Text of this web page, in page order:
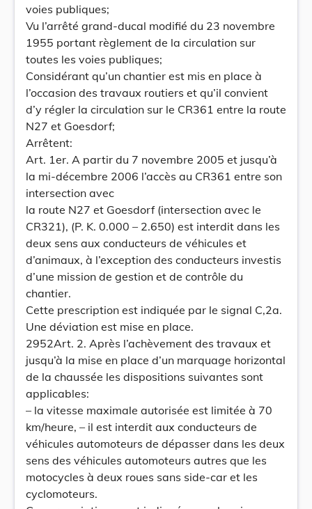
voies publiques;
Vu l’arrêté grand-ducal modifié du 23 novembre
1955 portant règlement de la circulation sur
toutes les voies publiques;
Considérant qu’un chantier est mis en place à
l’occasion des travaux routiers et qu’il convient
d’y régler la circulation sur le CR361 entre la route
N27 et Goesdorf;
Arrêtent:
Art. 1er. A partir du 7 novembre 2005 et jusqu’à
la mi-décembre 2006 l’accès au CR361 entre son
intersection avec
la route N27 et Goesdorf (intersection avec le
CR321), (P. K. 0.000 – 2.650) est interdit dans les
deux sens aux conducteurs de véhicules et
d’animaux, à l’exception des conducteurs investis
d’une mission de gestion et de contrôle du
chantier.
Cette prescription est indiquée par le signal C,2a.
Une déviation est mise en place.
2952Art. 2. Après l’achèvement des travaux et
jusqu’à la mise en place d’un marquage horizontal
de la chaussée les dispositions suivantes sont
applicables:
– la vitesse maximale autorisée est limitée à 70
km/heure, – il est interdit aux conducteurs de
véhicules automoteurs de dépasser dans les deux
sens des véhicules automoteurs autres que les
motocycles à deux roues sans side-car et les
cyclomoteurs.